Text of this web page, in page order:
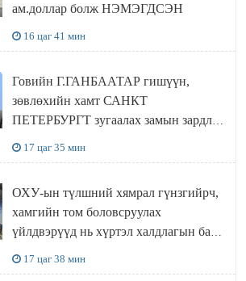
ам.доллар болж НЭМЭГДСЭН
16 цаг 41 мин
Говийн Г.ГАНБААТАР гишүүн,
зөвлөхийн хамт САНКТ
ПЕТЕРБУРГТ зугаалах замын зардлаа
17 цаг 35 мин
ОХУ-ын түлшний хямрал гүнзгийрч,
хамгийн том боловсруулах
үйлдвэрүүд нь хүртэл халдлагын бай
17 цаг 38 мин